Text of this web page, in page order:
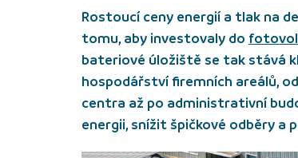
Rostoucí ceny energií a tlak na
tomu, aby investovaly do
bateriové úložiště se tak stává
hospodářství firemních areálů,
centra až po administrativní
energii, snížit špičkové odběry